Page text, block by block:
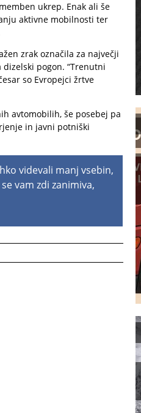
ukrep. Enak ali še
aktivne mobilnosti ter
zrak označila za največji
pogon. “Trenutni
so Evropejci žrtve
avtomobilih, še posebej pa
in javni potniški
videvali manj vsebin,
vam zdi zanimiva,